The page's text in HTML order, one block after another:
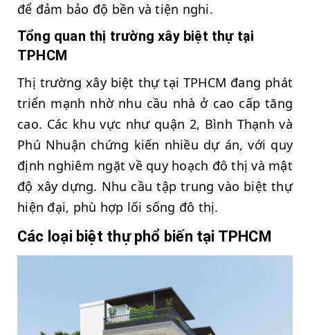
để đảm bảo độ bền và tiện nghi.
Tổng quan thị trường xây biệt thự tại
TPHCM
Thị trường xây biệt thự tại TPHCM đang phát
triển mạnh nhờ nhu cầu nhà ở cao cấp tăng
cao. Các khu vực như quận 2, Bình Thạnh và
Phú Nhuận chứng kiến nhiều dự án, với quy
định nghiêm ngặt về quy hoạch đô thị và mật
độ xây dựng. Nhu cầu tập trung vào biệt thự
hiện đại, phù hợp lối sống đô thị.
Các loại biệt thự phổ biến tại TPHCM